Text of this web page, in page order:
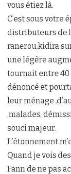
vous étiez là.
C’est sous votre
distributeurs de
ranerou,kidira
une légère
tournait entre 40
dénoncé et
leur ménage
,malades,
souci majeur.
L’étonnement
Quand je vois
Fann de ne pas